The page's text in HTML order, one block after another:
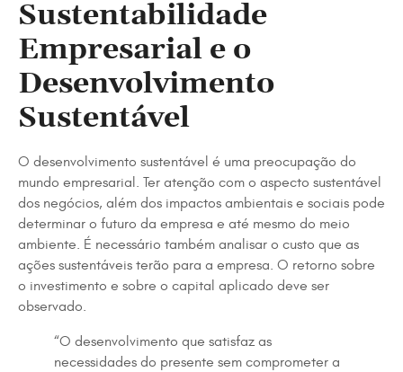
Sustentabilidade
Empresarial e o
Desenvolvimento
Sustentável
O desenvolvimento sustentável é uma preocupação do
mundo empresarial. Ter atenção com o aspecto sustentável
dos negócios, além dos impactos ambientais e sociais pode
determinar o futuro da empresa e até mesmo do meio
ambiente. É necessário também analisar o custo que as
ações sustentáveis terão para a empresa. O retorno sobre
o investimento e sobre o capital aplicado deve ser
observado.
“O desenvolvimento que satisfaz as
necessidades do presente sem comprometer a